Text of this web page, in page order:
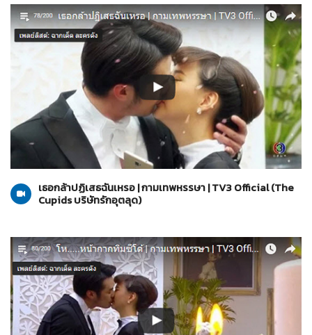
20-03-2560
The Cupids บริษัทรักอุตลุด
เธอกล้าปฏิเสธฉันเหรอ | กามเทพหรรษา | TV3 Official (The
Cupids บริษัทรักอุตลุด)